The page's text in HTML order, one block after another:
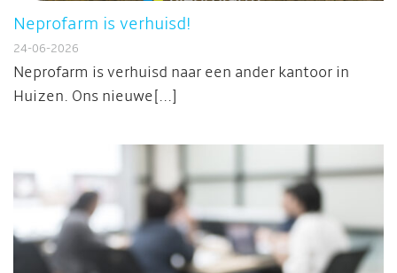
Neprofarm is verhuisd!
24-06-2026
Neprofarm is verhuisd naar een ander kantoor in
Huizen. Ons nieuwe[...]